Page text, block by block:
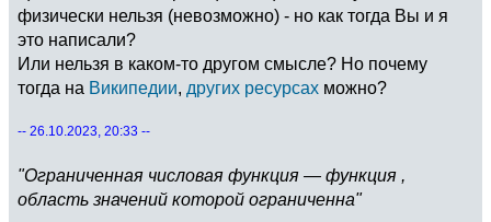
физически нельзя (невозможно) - но как тогда Вы и я
это написали?
Или нельзя в каком-то другом смысле? Но почему
тогда на Википедии, других ресурсах можно?
-- 26.10.2023, 20:33 --
"Ограниченная числовая функция — функция ,
область значений которой ограниченна"